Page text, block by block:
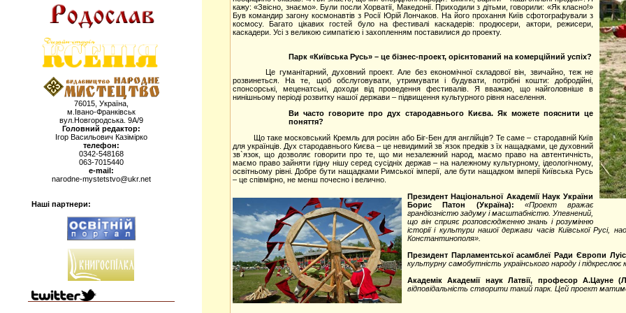
76015, Україна,
м.Івано-Франківськ
вул.Новгородська. 9А/9
Головний редактор:
Ігор Васильович Казімірко
телефон:
0342-548168
063-7015440
e-mail:
narodne-mystetstvo@ukr.net
Наші партнери:
кажу: «Звісно, знаємо». Були посли Хорватії, Македонії. Приходили з дітьми, говорили: «Як класно!»
Був командир загону космонавтів з Росії Юрій Лончаков. На його прохання Київ сфотографували з
космосу. Багато цікавих гостей було на фестивалі каскадерів: продюсери, актори, режисери,
каскадери. Усі з великою симпатією і захопленням поставилися до проекту.
Парк «Київська Русь» – це бізнес-проект, орієнтований на комерційний успіх?
Це гуманітарний, духовний проект. Але без економічної складової він, звичайно, теж не
розвинеться. На те, щоб обслуговувати, утримувати і будувати, потрібні кошти: добродійні,
спонсорські, меценатські, доходи від проведення фестивалів. Я вважаю, що найголовніше в
нинішньому періоді розвитку нашої держави – підвищення культурного рівня населення.
Ви часто говорите про дух стародавнього Києва. Як можете пояснити це
поняття?
Що таке московський Кремль для росіян або Біг-Бен для англійців? Те саме – стародавній Київ
для українців. Дух стародавнього Києва – це невидимий зв`язок предків з їх нащадками, це духовний
зв`язок, що дозволяє говорити про те, що ми незалежний народ, маємо право на автентичність,
маємо право зайняти гідну нішу серед сусідніх держав – на належному культурному, ідеологічному,
освітньому рівні. Добре бути нащадками Римської імперії, але бути нащадком імперії Київська Русь
– це співмірно, не менш почесно і велично.
Президент Національної Академії Наук України
Борис Патон (Україна): «Проект вражає
грандіозністю задуму і масштабністю. Упевнений,
що він сприяє розповсюдженню знань і розумінню
історії і культури нашої держави часів Київської
Константинополя».
Президент Парламентської асамблеї Ради Європи
культурну самобутність українського народу і
Академік Академії наук Латвії, професор А.Цауне
відповідальність створити такий парк. Цей проект